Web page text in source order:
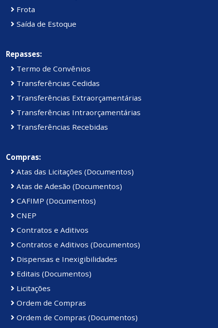
Frota
Saída de Estoque
Repasses:
Termo de Convênios
Transferências Cedidas
Transferências Extraorçamentárias
Transferências Intraorçamentárias
Transferências Recebidas
Compras:
Atas das Licitações (Documentos)
Atas de Adesão (Documentos)
CAFIMP (Documentos)
CNEP
Contratos e Aditivos
Contratos e Aditivos (Documentos)
Dispensas e Inexigibilidades
Editais (Documentos)
Licitações
Ordem de Compras
Ordem de Compras (Documentos)